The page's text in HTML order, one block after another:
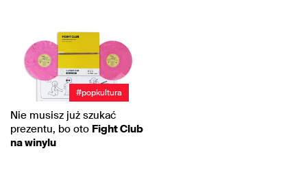
#popkultura
Nie musisz już szukać
prezentu, bo oto Fight Club
na winylu